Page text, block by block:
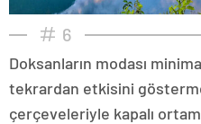
6
Doksanların modası
tekrardan etkisini
çerçeveleriyle kapalı